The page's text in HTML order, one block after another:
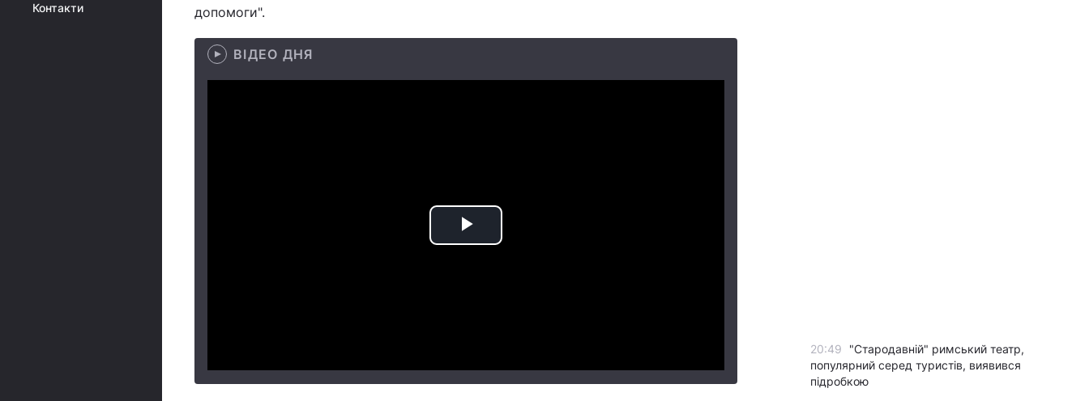
Контакти
допомоги".
ВІДЕО ДНЯ
Play
20:49
"Стародавній" римський театр,
популярний серед туристів, виявився
підробкою